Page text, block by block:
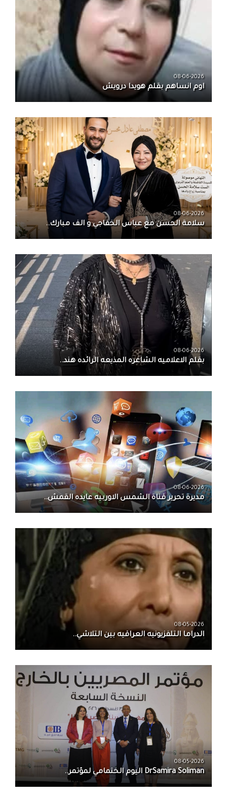
08-06-2026
اوم انساهم بقلم هويدا درويش
08-06-2026
سلامة الحسن‏ مع ‏عباس الخفاجي‏ و‏ الف مبارك..
08-06-2026
بقلم الاعلاميه الشاعره المذيعه الرائده هند..
08-06-2026
مديرة تحرير قناة الشمس الاوربيه عايده القمش..
08-05-2026
الدراما التلفزيونيه العراقيه بين التلاشي..
08-05-2026
DrSamira Soliman اليوم الختمامي لمؤتمر..